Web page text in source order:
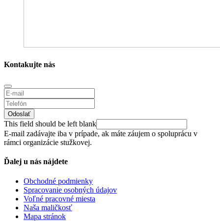
Kontakujte nás
Odoslať
This field should be left blank
E-mail zadávajte iba v prípade, ak máte záujem o spoluprácu v
rámci organizácie stužkovej.
Ďalej u nás nájdete
Obchodné podmienky
Spracovanie osobných údajov
Voľné pracovné miesta
Naša maličkosť
Mapa stránok